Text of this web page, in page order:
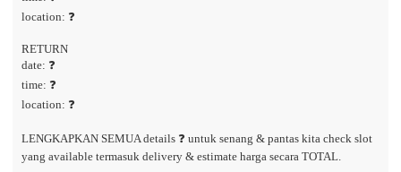
location: ❓
RETURN
date: ❓
time: ❓
location: ❓
LENGKAPKAN SEMUA details ❓ untuk senang & pantas kita check slot
yang available termasuk delivery & estimate harga secara TOTAL.